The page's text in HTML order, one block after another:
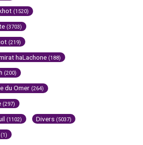
(1520)
(3703)
(219)
haLachone (188)
(200)
du Omer (264)
(297)
(1102) Divers (5037)
(1)